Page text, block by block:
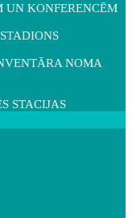
UN KONFERENCĒM
NOMA
STACIJAS